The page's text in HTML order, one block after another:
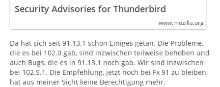
Security Advisories for Thunderbird
www.mozilla.org
Da hat sich seit 91.13.1 schon Einiges getan. Die Probleme,
die es bei 102.0 gab, sind inzwischen teilweise behoben und
auch Bugs, die es in 91.13.1 noch gab. Wir sind inzwischen
bei 102.5.1. Die Empfehlung, jetzt noch bei Fx 91 zu bleiben,
hat aus meiner Sicht keine Berechtigung mehr.